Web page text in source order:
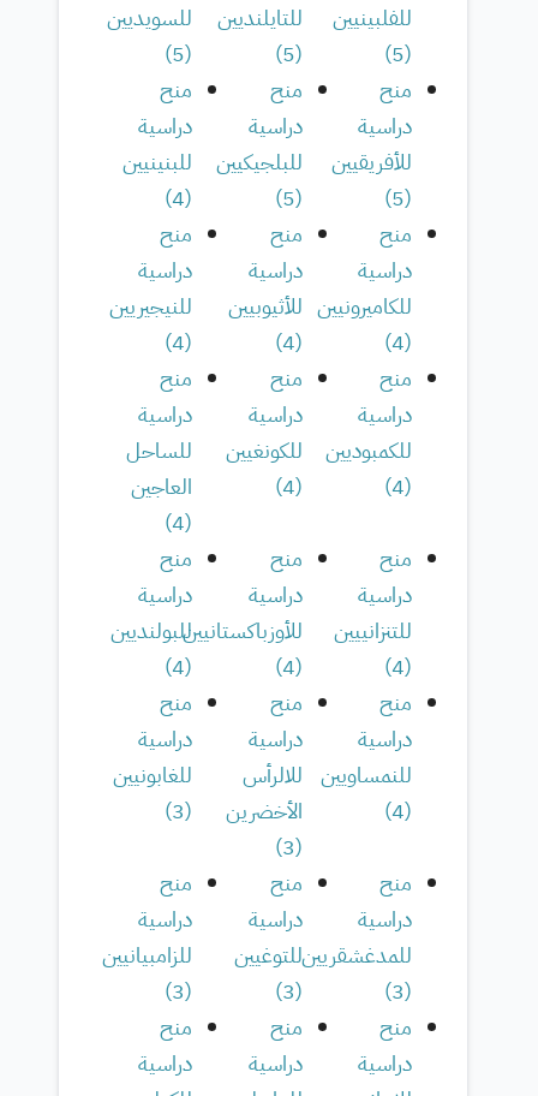
للفلبينيين
(
5
)
للتايلنديين
(
5
)
للسويديين
(
5
)
منح
دراسية
للأفريقيين
(
5
)
منح
دراسية
للبلجيكيين
(
5
)
منح
دراسية
للبنينيين
(
4
)
منح
دراسية
للكاميرونيين
(
4
)
منح
دراسية
للأثيوبيين
(
4
)
منح
دراسية
للنيجيريين
(
4
)
منح
دراسية
للكمبوديين
(
4
)
منح
دراسية
للكونغيين
(
4
)
منح
دراسية
للساحل
العاجين
(
4
)
منح
دراسية
للتنزانييين
(
4
)
منح
دراسية
للأوزباكستانيين
(
4
)
منح
دراسية
للبولنديين
(
4
)
منح
دراسية
للنمساويين
(
4
)
منح
دراسية
للالرأس
الأخضرين
(
3
)
منح
دراسية
للغابونيين
(
3
)
منح
دراسية
للمدغشقريين
(
3
)
منح
دراسية
للتوغيين
(
3
)
منح
دراسية
للزامبيانيين
(
3
)
منح
دراسية
منح
دراسية
منح
دراسية